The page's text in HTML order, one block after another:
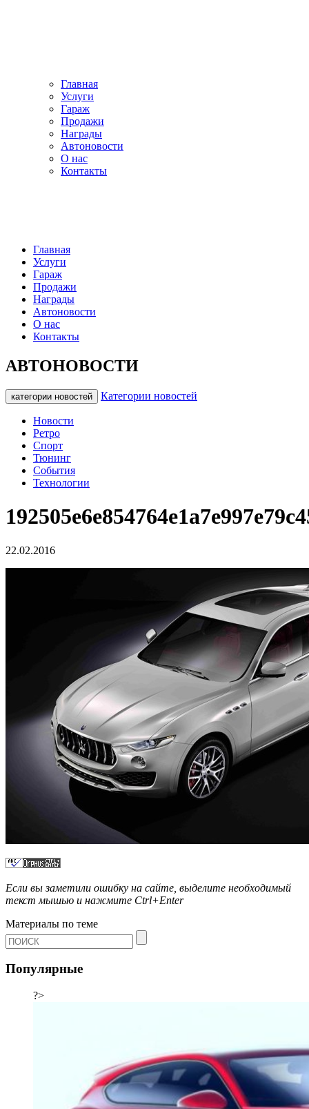
Главная
Услуги
Гараж
Продажи
Награды
Автоновости
О нас
Контакты
Главная
Услуги
Гараж
Продажи
Награды
Автоновости
О нас
Контакты
АВТОНОВОСТИ
категории новостей Категории новостей
Новости
Ретро
Спорт
Тюнинг
События
Технологии
22.02.2016
Если вы заметили ошибку на сайте, выделите необходимый
текст мышью и нажмите Ctrl+Enter
Материалы по теме
Популярные
?>